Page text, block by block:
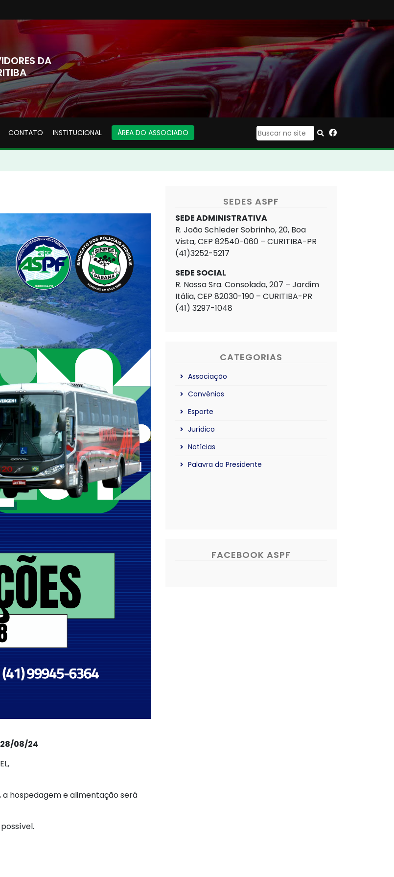
DA
CONTATO INSTITUCIONAL ÁREA DO ASSOCIADO |
08/24
a hospedagem e alimentação será
SEDES ASPF
SEDE ADMINISTRATIVA
R. João Schleder Sobrinho, 20, Boa
Vista, CEP 82540-060 – CURITIBA-PR
(41)3252-5217
SEDE SOCIAL
R. Nossa Sra. Consolada, 207 – Jardim
Itália, CEP 82030-190 – CURITIBA-PR
(41) 3297-1048
CATEGORIAS
Associação
Convênios
Esporte
Jurídico
Notícias
Palavra do Presidente
FACEBOOK ASPF